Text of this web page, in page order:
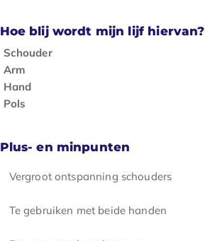
Hoe blij wordt mijn lijf hiervan?
Schouder
Arm
Hand
Pols
Plus- en minpunten
Vergroot ontspanning schouders
Te gebruiken met beide handen